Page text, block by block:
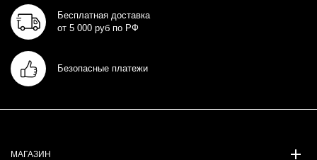
Бесплатная доставка
от 5 000 руб по РФ
Безопасные платежи
МАГАЗИН